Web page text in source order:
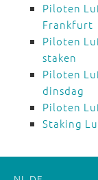
Piloten
Frankfurt
Piloten
staken
Piloten
dinsdag
Piloten
Staking